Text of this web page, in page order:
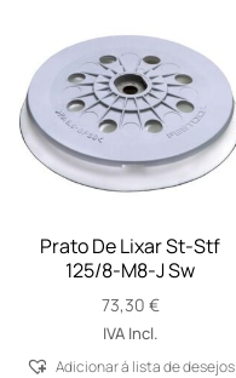
Prato De Lixar St-Stf
125/8-M8-J Sw
73,30 €
IVA Incl.
Adicionar á lista de desejos